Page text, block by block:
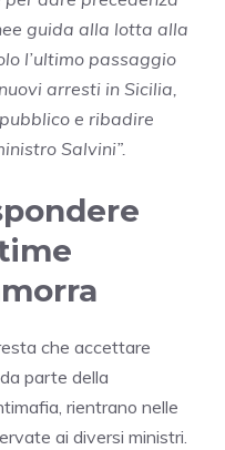
guida alla lotta alla
l’ultimo passaggio
arresti in Sicilia,
e ribadire
Salvini”.
che accettare
parte della
rientrano nelle
ai diversi ministri.